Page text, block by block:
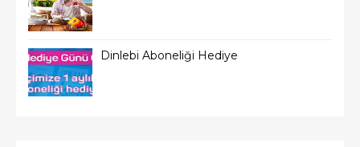
Dinlebi Aboneliği Hediye